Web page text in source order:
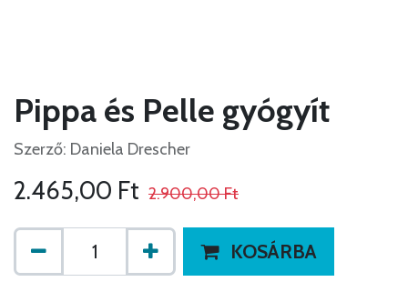
Pippa és Pelle gyógyít
Szerző: Daniela Drescher
2.465,00 Ft 2.900,00Ft
KOSÁRBA